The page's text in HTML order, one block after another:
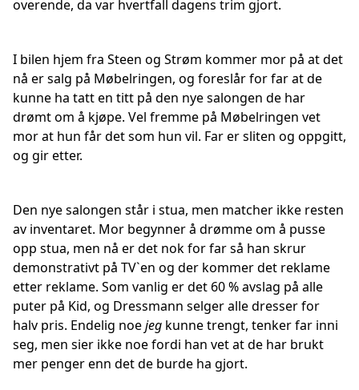
overende, da var hvertfall dagens trim gjort.
I bilen hjem fra Steen og Strøm kommer mor på at det
nå er salg på Møbelringen, og foreslår for far at de
kunne ha tatt en titt på den nye salongen de har
drømt om å kjøpe. Vel fremme på Møbelringen vet
mor at hun får det som hun vil. Far er sliten og oppgitt,
og gir etter.
Den nye salongen står i stua, men matcher ikke resten
av inventaret. Mor begynner å drømme om å pusse
opp stua, men nå er det nok for far så han skrur
demonstrativt på TV`en og der kommer det reklame
etter reklame. Som vanlig er det 60 % avslag på alle
puter på Kid, og Dressmann selger alle dresser for
halv pris. Endelig noejeg kunne trengt, tenker far inni
seg, men sier ikke noe fordi han vet at de har brukt
mer penger enn det de burde ha gjort.